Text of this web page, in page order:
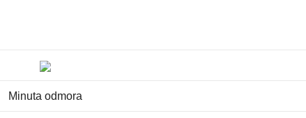
Minuta odmora